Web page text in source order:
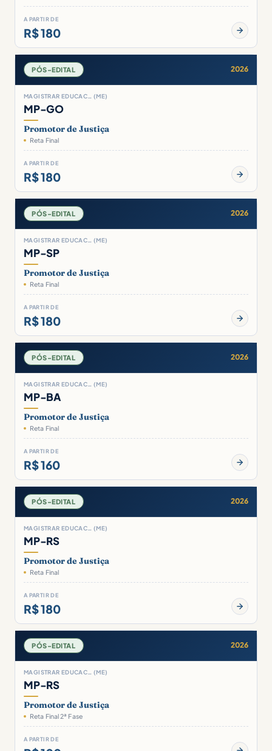
A PARTIR DE
R$ 180
PÓS-EDITAL 2026
MAGISTRAR EDUCAC… (ME)
MP-GO
Promotor de Justiça
Reta Final
A PARTIR DE
R$ 180
PÓS-EDITAL 2026
MAGISTRAR EDUCAC… (ME)
MP-SP
Promotor de Justiça
Reta Final
A PARTIR DE
R$ 180
PÓS-EDITAL 2026
MAGISTRAR EDUCAC… (ME)
MP-BA
Promotor de Justiça
Reta Final
A PARTIR DE
R$ 160
PÓS-EDITAL 2026
MAGISTRAR EDUCAC… (ME)
MP-RS
Promotor de Justiça
Reta Final
A PARTIR DE
R$ 180
PÓS-EDITAL 2026
MAGISTRAR EDUCAC… (ME)
MP-RS
Promotor de Justiça
Reta Final 2ª Fase
A PARTIR DE